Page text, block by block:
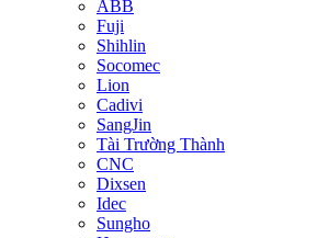
ABB
Fuji
Shihlin
Socomec
Lion
Cadivi
SangJin
Tài Trường Thành
CNC
Dixsen
Idec
Sungho